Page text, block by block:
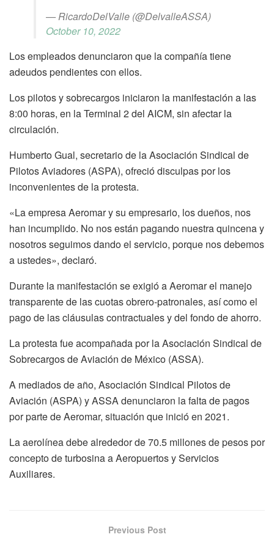
— RicardoDelValle (@DelvalleASSA)
October 10, 2022
Los empleados denunciaron que la compañía tiene
adeudos pendientes con ellos.
Los pilotos y sobrecargos iniciaron la manifestación a las
8:00 horas, en la Terminal 2 del AICM, sin afectar la
circulación.
Humberto Gual, secretario de la Asociación Sindical de
Pilotos Aviadores (ASPA), ofreció disculpas por los
inconvenientes de la protesta.
«La empresa Aeromar y su empresario, los dueños, nos
han incumplido. No nos están pagando nuestra quincena y
nosotros seguimos dando el servicio, porque nos debemos
a ustedes», declaró.
Durante la manifestación se exigió a Aeromar el manejo
transparente de las cuotas obrero-patronales, así como el
pago de las cláusulas contractuales y del fondo de ahorro.
La protesta fue acompañada por la Asociación Sindical de
Sobrecargos de Aviación de México (ASSA).
A mediados de año, Asociación Sindical Pilotos de
Aviación (ASPA) y ASSA denunciaron la falta de pagos
por parte de Aeromar, situación que inició en 2021.
La aerolínea debe alrededor de 70.5 millones de pesos por
concepto de turbosina a Aeropuertos y Servicios
Auxiliares.
Previous Post